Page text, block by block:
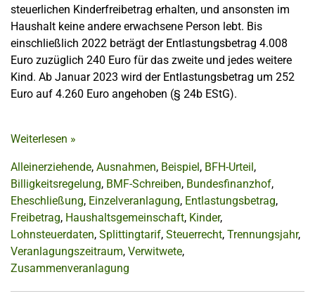
steuerlichen Kinderfreibetrag erhalten, und ansonsten im
Haushalt keine andere erwachsene Person lebt. Bis
einschließlich 2022 beträgt der Entlastungsbetrag 4.008
Euro zuzüglich 240 Euro für das zweite und jedes weitere
Kind. Ab Januar 2023 wird der Entlastungsbetrag um 252
Euro auf 4.260 Euro angehoben (§ 24b EStG).
Weiterlesen »
Alleinerziehende, Ausnahmen, Beispiel, BFH-Urteil,
Billigkeitsregelung, BMF-Schreiben, Bundesfinanzhof,
Eheschließung, Einzelveranlagung, Entlastungsbetrag,
Freibetrag, Haushaltsgemeinschaft, Kinder,
Lohnsteuerdaten, Splittingtarif, Steuerrecht, Trennungsjahr,
Veranlagungszeitraum, Verwitwete,
Zusammenveranlagung